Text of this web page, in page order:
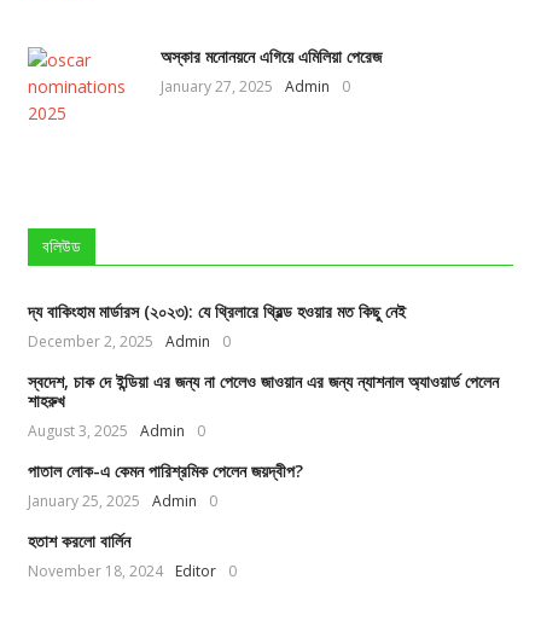
অস্কার মনোনয়নে এগিয়ে এমিলিয়া পেরেজ
January 27, 2025 Admin 0
বলিউড
দ্য বাকিংহাম মার্ডারস (২০২৩): যে থ্রিলারে থ্রিল্ড হওয়ার মত কিছু নেই
December 2, 2025 Admin 0
স্বদেশ, চাক দে ইন্ডিয়া এর জন্য না পেলেও জাওয়ান এর জন্য ন্যাশনাল অ্যাওয়ার্ড পেলেন
শাহরুখ
August 3, 2025 Admin 0
পাতাল লোক-এ কেমন পারিশ্রমিক পেলেন জয়দ্বীপ?
January 25, 2025 Admin 0
হতাশ করলো বার্লিন
November 18, 2024 Editor 0